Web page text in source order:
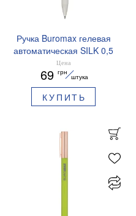
Ручка Buromax гелевая
автоматическая SILK 0,5
мм синие чернила
BM.83100
Цена
69 грн
штука
КУПИТЬ